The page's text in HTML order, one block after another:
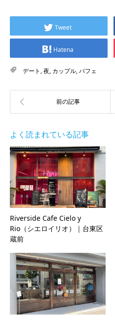
Tweet
Hatena
デート ,夜, カップル,パフェ
よく読まれている記事
Riverside Cafe Cielo y
Rio（シエロイリオ）｜台東区
蔵前